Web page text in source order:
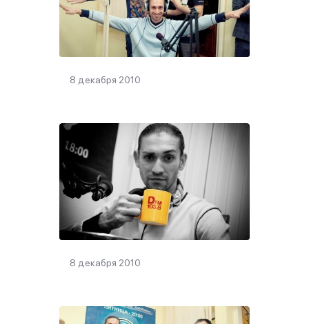
8 декабря 2010
8 декабря 2010